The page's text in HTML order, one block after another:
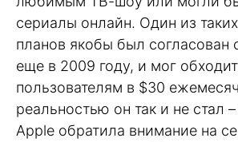
сериалы онлайн. Один из
планов якобы был согласован
еще в 2009 году, и мог
пользователям в $30
реальностью он так и не стал
Apple обратила внимание на